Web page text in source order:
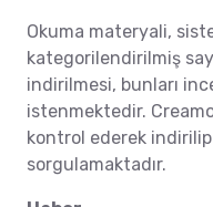
Okuma materyali,
kategorilendirilmiş
indirilmesi, bunları
istenmektedir.
kontrol ederek
sorgulamaktadır.